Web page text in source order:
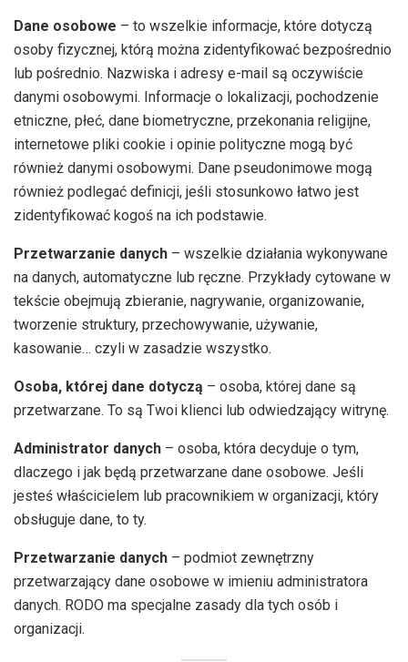
Dane osobowe – to wszelkie informacje, które dotyczą
osoby fizycznej, którą można zidentyfikować bezpośrednio
lub pośrednio. Nazwiska i adresy e-mail są oczywiście
danymi osobowymi. Informacje o lokalizacji, pochodzenie
etniczne, płeć, dane biometryczne, przekonania religijne,
internetowe pliki cookie i opinie polityczne mogą być
również danymi osobowymi. Dane pseudonimowe mogą
również podlegać definicji, jeśli stosunkowo łatwo jest
zidentyfikować kogoś na ich podstawie.
Przetwarzanie danych – wszelkie działania wykonywane
na danych, automatyczne lub ręczne. Przykłady cytowane w
tekście obejmują zbieranie, nagrywanie, organizowanie,
tworzenie struktury, przechowywanie, używanie,
kasowanie… czyli w zasadzie wszystko.
Osoba, której dane dotyczą – osoba, której dane są
przetwarzane. To są Twoi klienci lub odwiedzający witrynę.
Administrator danych – osoba, która decyduje o tym,
dlaczego i jak będą przetwarzane dane osobowe. Jeśli
jesteś właścicielem lub pracownikiem w organizacji, który
obsługuje dane, to ty.
Przetwarzanie danych – podmiot zewnętrzny
przetwarzający dane osobowe w imieniu administratora
danych. RODO ma specjalne zasady dla tych osób i
organizacji.